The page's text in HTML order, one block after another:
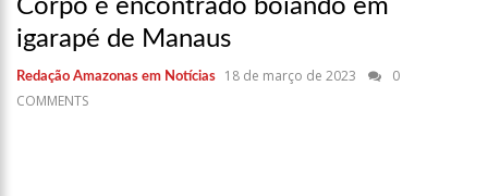
17:36
Prefeitura de Manaus recupera praça da Saudade e
fortalece patrimônio histórico amazonense
jurídica de Lula contra Bolsonaro
10:07 SSP-AM vistoria construção do Canil do Corpo de Bombeiros
Corpo é encontrado boiando em
igarapé de Manaus
Redação Amazonas em Notícias 18 de março de 2023
0
COMMENTS